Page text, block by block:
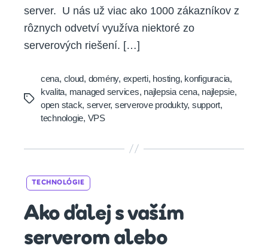
server. U nás už viac ako 1000 zákazníkov z
rôznych odvetví využíva niektoré zo
serverových riešení. […]
Tags
cena, cloud, domény, experti, hosting, konfiguracia,
kvalita, managed services, najlepsia cena, najlepsie,
open stack, server, serverove produkty, support,
technologie, VPS
TECHNOLÓGIE
Ako ďalej s vaším
serverom alebo